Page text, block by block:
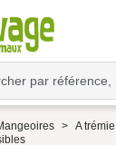
A trémie